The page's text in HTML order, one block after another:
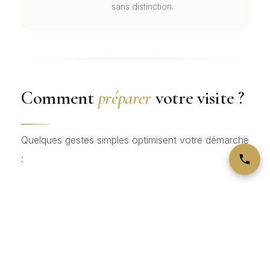
sans distinction.
Commentpréparervotre visite ?
Quelques gestes simples optimisent votre démarche
: